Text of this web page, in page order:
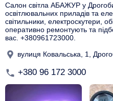
Салон світла АБАЖУР у
освітлювальних приладів та
світильники, електроскутери,
оперативно ремонтують та
вас. +380961723000.
вулиця Ковальська, 1,
+380 96 172 3000